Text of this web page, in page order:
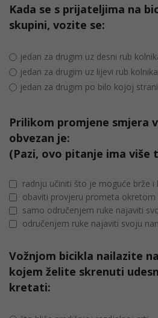
Kada se s prijateljima na
skupini, vozite se:
jedan za drugim uz desni rub
jedan za drugim uz lijevi rub kolnika
jedan za drugim po bilo kojoj strani
Prilikom promjene smjera
obvezan je:
(Pazi, ovo pitanje ima više
radnju učiniti što je moguće brže
obaviti provjeru prometa okretom
samo odručenjem ruke najaviti
odručenjem ruke najaviti svoju
Vožnjom bicikla nailazite
kojem želite skrenuti
kretati: